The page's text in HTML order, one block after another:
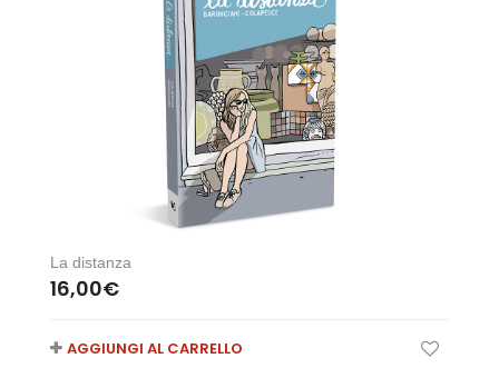
La distanza
16,00€
AGGIUNGI AL CARRELLO